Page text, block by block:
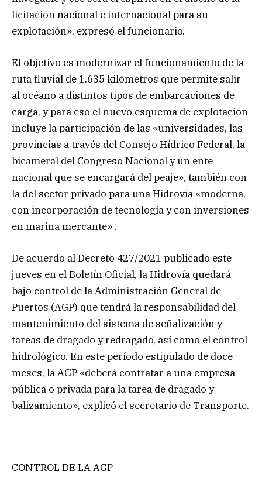
licitación nacional e internacional para su
explotación», expresó el funcionario.
El objetivo es modernizar el funcionamiento de la
ruta fluvial de 1.635 kilómetros que permite salir
al océano a distintos tipos de embarcaciones de
carga, y para eso el nuevo esquema de explotación
incluye la participación de las «universidades, las
provincias a través del Consejo Hídrico Federal, la
bicameral del Congreso Nacional y un ente
nacional que se encargará del peaje», también con
la del sector privado para una Hidrovía «moderna,
con incorporación de tecnología y con inversiones
en marina mercante» .
De acuerdo al Decreto 427/2021 publicado este
jueves en el Boletín Oficial, la Hidrovía quedará
bajo control de la Administración General de
Puertos (AGP) que tendrá la responsabilidad del
mantenimiento del sistema de señalización y
tareas de dragado y redragado, así como el control
hidrológico. En este período estipulado de doce
meses, la AGP «deberá contratar a una empresa
pública o privada para la tarea de dragado y
balizamiento», explicó el secretario de Transporte.
CONTROL DE LA AGP